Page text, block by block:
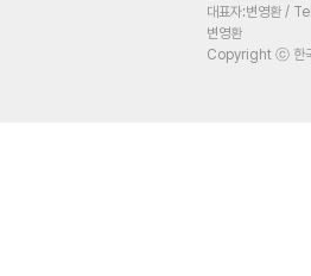
대표자:변영환 /
변영환
Copyright ⓒ 한